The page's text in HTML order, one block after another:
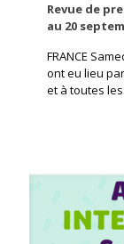
Revue de
au 20
FRANCE
ont eu lieu
et à toutes